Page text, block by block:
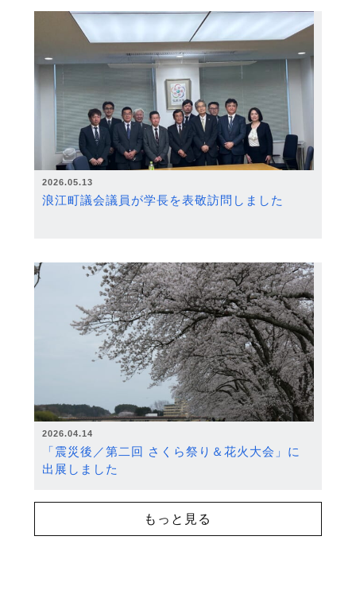
2026.05.13
浪江町議会議員が学長を表敬訪問しました
2026.04.14
「震災後／第二回 さくら祭り＆花火大会」に
出展しました
もっと見る